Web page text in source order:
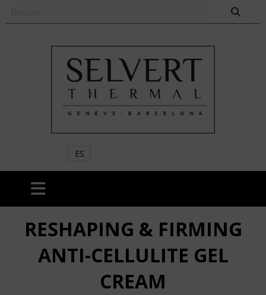
ES
RESHAPING & FIRMING
ANTI-CELLULITE GEL
CREAM